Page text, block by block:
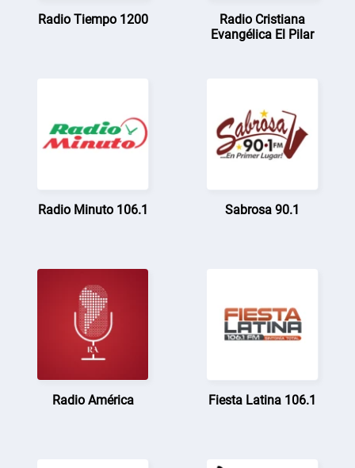
Radio Tiempo 1200
Radio Cristiana
Evangélica El Pilar
Radio Minuto 106.1 Sabrosa 90.1
Radio América Fiesta Latina 106.1